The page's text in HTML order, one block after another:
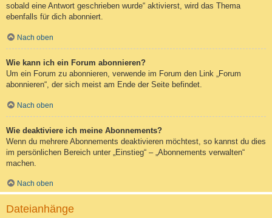
sobald eine Antwort geschrieben wurde“ aktivierst, wird das Thema
ebenfalls für dich abonniert.
Nach oben
Wie kann ich ein Forum abonnieren?
Um ein Forum zu abonnieren, verwende im Forum den Link „Forum
abonnieren“, der sich meist am Ende der Seite befindet.
Nach oben
Wie deaktiviere ich meine Abonnements?
Wenn du mehrere Abonnements deaktivieren möchtest, so kannst du dies
im persönlichen Bereich unter „Einstieg“ – „Abonnements verwalten“
machen.
Nach oben
Dateianhänge